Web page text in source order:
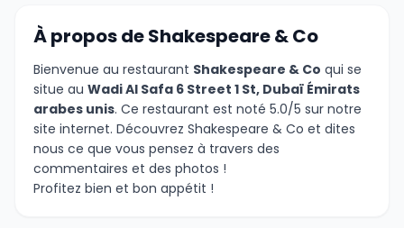
À propos de Shakespeare & Co
Bienvenue au restaurant Shakespeare & Co qui se
situe au Wadi Al Safa 6 Street 1 St, Dubaï Émirats
arabes unis. Ce restaurant est noté 5.0/5 sur notre
site internet. Découvrez Shakespeare & Co et dites
nous ce que vous pensez à travers des
commentaires et des photos !
Profitez bien et bon appétit !